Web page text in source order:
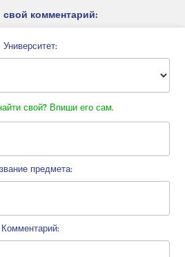
комментарий:
Университет:
свой? Впиши его сам.
предмета:
Комментарий: